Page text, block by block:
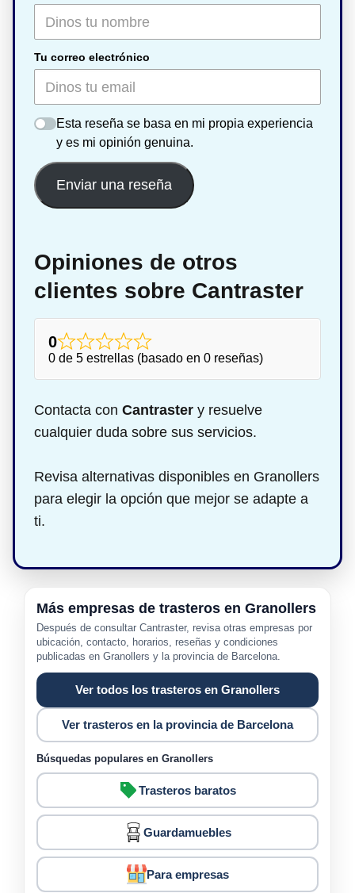
Tu correo electrónico
Esta reseña se basa en mi propia experiencia
y es mi opinión genuina.
Enviar una reseña
Opiniones de otros
clientes sobre Cantraster
0
0 de 5 estrellas (basado en 0 reseñas)
Contacta con Cantraster y resuelve
cualquier duda sobre sus servicios.
Revisa alternativas disponibles en Granollers
para elegir la opción que mejor se adapte a
ti.
Más empresas de trasteros en Granollers
Después de consultar Cantraster, revisa otras empresas por
ubicación, contacto, horarios, reseñas y condiciones
publicadas en Granollers y la provincia de Barcelona.
Ver todos los trasteros en Granollers
Ver trasteros en la provincia de Barcelona
Búsquedas populares en Granollers
Trasteros baratos
Guardamuebles
Para empresas